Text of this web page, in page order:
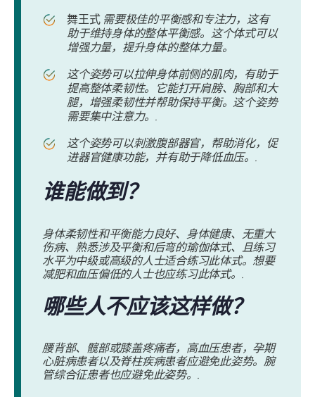
舞王式 需要极佳的平衡感和专注力，这有
助于维持身体的整体平衡感。这个体式可以
增强力量，提升身体的整体力量。
这个姿势可以拉伸身体前侧的肌肉，有助于
提高整体柔韧性。它能打开肩膀、胸部和大
腿，增强柔韧性并帮助保持平衡。这个姿势
需要集中注意力。.
这个姿势可以刺激腹部器官，帮助消化，促
进器官健康功能，并有助于降低血压。.
谁能做到？
身体柔韧性和平衡能力良好、身体健康、无重大
伤病、熟悉涉及平衡和后弯的瑜伽体式、且练习
水平为中级或高级的人士适合练习此体式。想要
减肥和血压偏低的人士也应练习此体式。.
哪些人不应该这样做？
腰背部、髋部或膝盖疼痛者，高血压患者，孕期
心脏病患者以及脊柱疾病患者应避免此姿势。腕
管综合征患者也应避免此姿势。.